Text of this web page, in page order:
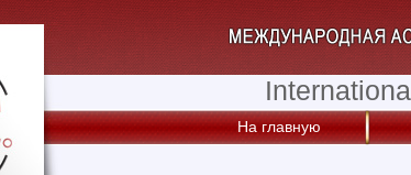
На главную